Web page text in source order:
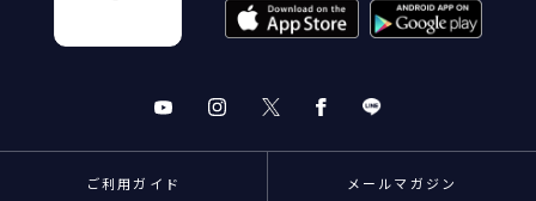
ご利用ガイド メールマガジン